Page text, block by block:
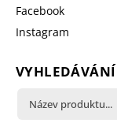
Facebook
Instagram
VYHLEDÁVÁNÍ